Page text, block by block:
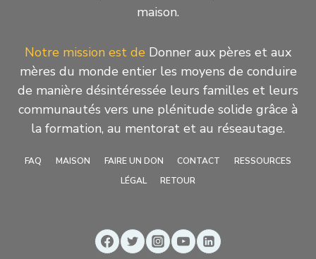
maison.
Notre mission est de Donner aux pères et aux
mères du monde entier les moyens de conduire
de manière désintéressée leurs familles et leurs
communautés vers une plénitude solide grâce à
la formation, au mentorat et au réseautage.
FAQ MAISON FAIRE UN DON CONTACT
RESSOURCES
LÉGAL
RETOUR